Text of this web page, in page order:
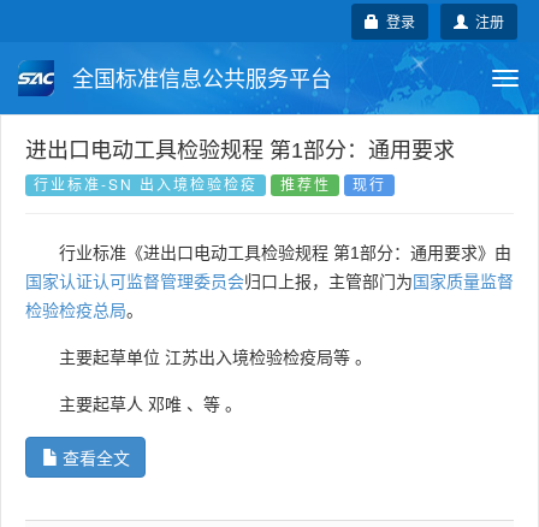
注册
登录
全国标准信息公共服务平台
国家标准 行业标准 地方标准
国外标准 技术委员会
进出口电动工具检验规程 第1部分：通用要求
行业标准-SN 出入境检验检疫 推荐性 现行
行业标准《进出口电动工具检验规程 第1部分：通用要求》由
国家认证认可监督管理委员会归口上报，主管部门为国家质量监督
检验检疫总局。
主要起草单位 江苏出入境检验检疫局等 。
主要起草人 邓唯 、 等 。
查看全文